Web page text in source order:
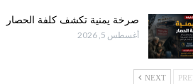
صرخة يمنية تكشف كلفة الحصار
أغسطس 5, 2026
NEXT